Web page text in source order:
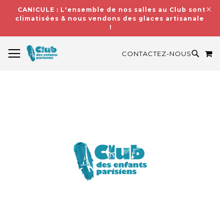
CANICULE : L'ensemble de nos salles au Club sont
climatisées & nous vendons des glaces artisanales
!
CONTACTEZ-NOUS